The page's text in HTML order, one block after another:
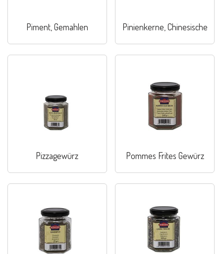
Piment, Gemahlen Pinienkerne, Chinesische
Pizzagewürz Pommes Frites Gewürz